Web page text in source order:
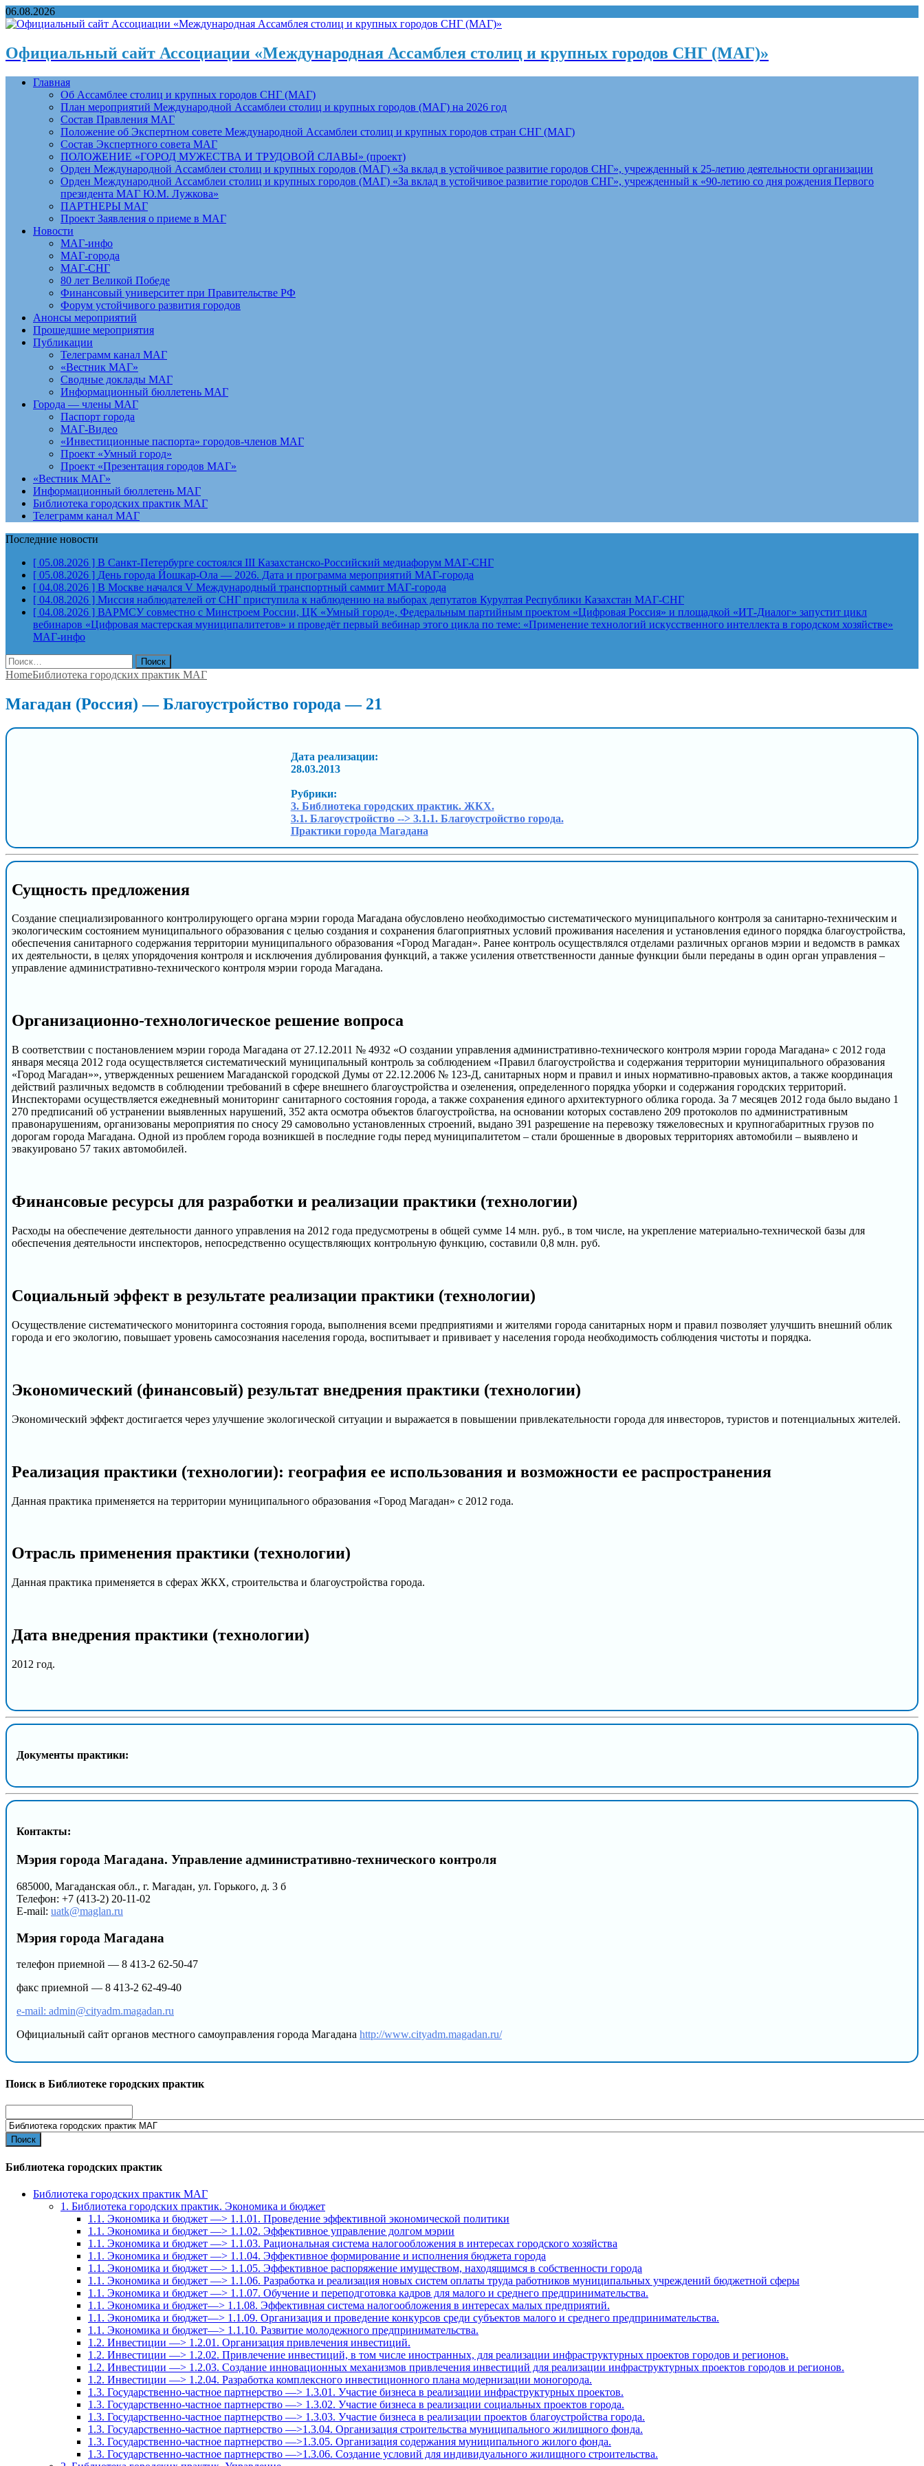
06.08.2026
Официальный сайт Ассоциации «Международная Ассамблея столиц и крупных городов СНГ (МАГ)»
Главная
Об Ассамблее столиц и крупных городов СНГ (МАГ)
План мероприятий Международной Ассамблеи столиц и крупных городов (МАГ) на 2026 год
Состав Правления МАГ
Положение об Экспертном совете Международной Ассамблеи столиц и крупных городов стран СНГ (МАГ)
Состав Экспертного совета МАГ
ПОЛОЖЕНИЕ «ГОРОД МУЖЕСТВА И ТРУДОВОЙ СЛАВЫ» (проект)
Орден Международной Ассамблеи столиц и крупных городов (МАГ) «За вклад в устойчивое развитие городов СНГ», учрежденный к 25-летию деятельности организации
Орден Международной Ассамблеи столиц и крупных городов (МАГ) «За вклад в устойчивое развитие городов СНГ», учрежденный к «90-летию со дня рождения Первого
президента МАГ Ю.М. Лужкова»
ПАРТНЕРЫ МАГ
Проект Заявления о приеме в МАГ
Новости
МАГ-инфо
МАГ-города
МАГ-СНГ
80 лет Великой Победе
Финансовый университет при Правительстве РФ
Форум устойчивого развития городов
Анонсы мероприятий
Прошедшие мероприятия
Публикации
Телеграмм канал МАГ
«Вестник МАГ»
Сводные доклады МАГ
Информационный бюллетень МАГ
Города — члены МАГ
Паспорт города
МАГ-Видео
«Инвестиционные паспорта» городов-членов МАГ
Проект «Умный город»
Проект «Презентация городов МАГ»
«Вестник МАГ»
Информационный бюллетень МАГ
Библиотека городских практик МАГ
Телеграмм канал МАГ
Последние новости
[ 05.08.2026 ] В Санкт-Петербурге состоялся III Казахстанско-Российский медиафорум МАГ-СНГ
[ 05.08.2026 ] День города Йошкар-Ола — 2026. Дата и программа мероприятий МАГ-города
[ 04.08.2026 ] В Москве начался V Международный транспортный саммит МАГ-города
[ 04.08.2026 ] Миссия наблюдателей от СНГ приступила к наблюдению на выборах депутатов Курултая Республики Казахстан МАГ-СНГ
[ 04.08.2026 ] ВАРМСУ совместно с Минстроем России, ЦК «Умный город», Федеральным партийным проектом «Цифровая Россия» и площадкой «ИТ-Диалог» запустит цикл
вебинаров «Цифровая мастерская муниципалитетов» и проведёт первый вебинар этого цикла по теме: «Применение технологий искусственного интеллекта в городском хозяйстве»
МАГ-инфо
Найти:
HomeБиблиотека городских практик МАГ
Магадан (Россия) — Благоустройство города — 21
Дата реализации:
28.03.2013
Рубрики:
3. Библиотека городских практик. ЖКХ.
3.1. Благоустройство --> 3.1.1. Благоустройство города.
Практики города Магадана
Сущность предложения
Создание специализированного контролирующего органа мэрии города Магадана обусловлено необходимостью систематического муниципального контроля за санитарно-техническим и
экологическим состоянием муниципального образования с целью создания и сохранения благоприятных условий проживания населения и установления единого порядка благоустройства,
обеспечения санитарного содержания территории муниципального образования «Город Магадан». Ранее контроль осуществлялся отделами различных органов мэрии и ведомств в рамках
их деятельности, в целях упорядочения контроля и исключения дублирования функций, а также усиления ответственности данные функции были переданы в один орган управления –
управление административно-технического контроля мэрии города Магадана.
Организационно-технологическое решение вопроса
В соответствии с постановлением мэрии города Магадана от 27.12.2011 № 4932 «О создании управления административно-технического контроля мэрии города Магадана» с 2012 года
января месяца 2012 года осуществляется систематический муниципальный контроль за соблюдением «Правил благоустройства и содержания территории муниципального образования
«Город Магадан»», утвержденных решением Магаданской городской Думы от 22.12.2006 № 123-Д, санитарных норм и правил и иных нормативно-правовых актов, а также координация
действий различных ведомств в соблюдении требований в сфере внешнего благоустройства и озеленения, определенного порядка уборки и содержания городских территорий.
Инспекторами осуществляется ежедневный мониторинг санитарного состояния города, а также сохранения единого архитектурного облика города. За 7 месяцев 2012 года было выдано 1
270 предписаний об устранении выявленных нарушений, 352 акта осмотра объектов благоустройства, на основании которых составлено 209 протоколов по административным
правонарушениям, организованы мероприятия по сносу 29 самовольно установленных строений, выдано 391 разрешение на перевозку тяжеловесных и крупногабаритных грузов по
дорогам города Магадана. Одной из проблем города возникшей в последние годы перед муниципалитетом – стали брошенные в дворовых территориях автомобили – выявлено и
эвакуировано 57 таких автомобилей.
Финансовые ресурсы для разработки и реализации практики (технологии)
Расходы на обеспечение деятельности данного управления на 2012 года предусмотрены в общей сумме 14 млн. руб., в том числе, на укрепление материально-технической базы для
обеспечения деятельности инспекторов, непосредственно осуществляющих контрольную функцию, составили 0,8 млн. руб.
Социальный эффект в результате реализации практики (технологии)
Осуществление систематического мониторинга состояния города, выполнения всеми предприятиями и жителями города санитарных норм и правил позволяет улучшить внешний облик
города и его экологию, повышает уровень самосознания населения города, воспитывает и прививает у населения города необходимость соблюдения чистоты и порядка.
Экономический (финансовый) результат внедрения практики (технологии)
Экономический эффект достигается через улучшение экологической ситуации и выражается в повышении привлекательности города для инвесторов, туристов и потенциальных жителей.
Реализация практики (технологии): география ее использования и возможности ее распространения
Данная практика применяется на территории муниципального образования «Город Магадан» с 2012 года.
Отрасль применения практики (технологии)
Данная практика применяется в сферах ЖКХ, строительства и благоустройства города.
Дата внедрения практики (технологии)
2012 год.
Документы практики:
Контакты:
Мэрия города Магадана. Управление административно-технического контроля
685000, Магаданская обл., г. Магадан, ул. Горького, д. 3 б
Телефон: +7 (413-2) 20-11-02
E-mail: uatk@maglan.ru
Мэрия города Магадана
телефон приемной — 8 413-2 62-50-47
факс приемной — 8 413-2 62-49-40
e-mail: admin@cityadm.magadan.ru
Официальный сайт органов местного самоуправления города Магадана http://www.cityadm.magadan.ru/
Поиск в Библиотеке городских практик
for:
Библиотека городских практик
Библиотека городских практик МАГ
1. Библиотека городских практик. Экономика и бюджет
1.1. Экономика и бюджет —> 1.1.01. Проведение эффективной экономической политики
1.1. Экономика и бюджет —> 1.1.02. Эффективное управление долгом мэрии
1.1. Экономика и бюджет —> 1.1.03. Рациональная система налогообложения в интересах городского хозяйства
1.1. Экономика и бюджет —> 1.1.04. Эффективное формирование и исполнения бюджета города
1.1. Экономика и бюджет —> 1.1.05. Эффективное распоряжение имуществом, находящимся в собственности города
1.1. Экономика и бюджет —> 1.1.06. Разработка и реализация новых систем оплаты труда работников муниципальных учреждений бюджетной сферы
1.1. Экономика и бюджет —> 1.1.07. Обучение и переподготовка кадров для малого и среднего предпринимательства.
1.1. Экономика и бюджет—> 1.1.08. Эффективная система налогообложения в интересах малых предприятий.
1.1. Экономика и бюджет—> 1.1.09. Организация и проведение конкурсов среди субъектов малого и среднего предпринимательства.
1.1. Экономика и бюджет—> 1.1.10. Развитие молодежного предпринимательства.
1.2. Инвестиции —> 1.2.01. Организация привлечения инвестиций.
1.2. Инвестиции —> 1.2.02. Привлечение инвестиций, в том числе иностранных, для реализации инфраструктурных проектов городов и регионов.
1.2. Инвестиции —> 1.2.03. Создание инновационных механизмов привлечения инвестиций для реализации инфраструктурных проектов городов и регионов.
1.2. Инвестиции —> 1.2.04. Разработка комплексного инвестиционного плана модернизации моногорода.
1.3. Государственно-частное партнерство —> 1.3.01. Участие бизнеса в реализации инфраструктурных проектов.
1.3. Государственно-частное партнерство —> 1.3.02. Участие бизнеса в реализации социальных проектов города.
1.3. Государственно-частное партнерство —> 1.3.03. Участие бизнеса в реализации проектов благоустройства города.
1.3. Государственно-частное партнерство —>1.3.04. Организация строительства муниципального жилищного фонда.
1.3. Государственно-частное партнерство —>1.3.05. Организация содержания муниципального жилого фонда.
1.3. Государственно-частное партнерство —>1.3.06. Создание условий для индивидуального жилищного строительства.